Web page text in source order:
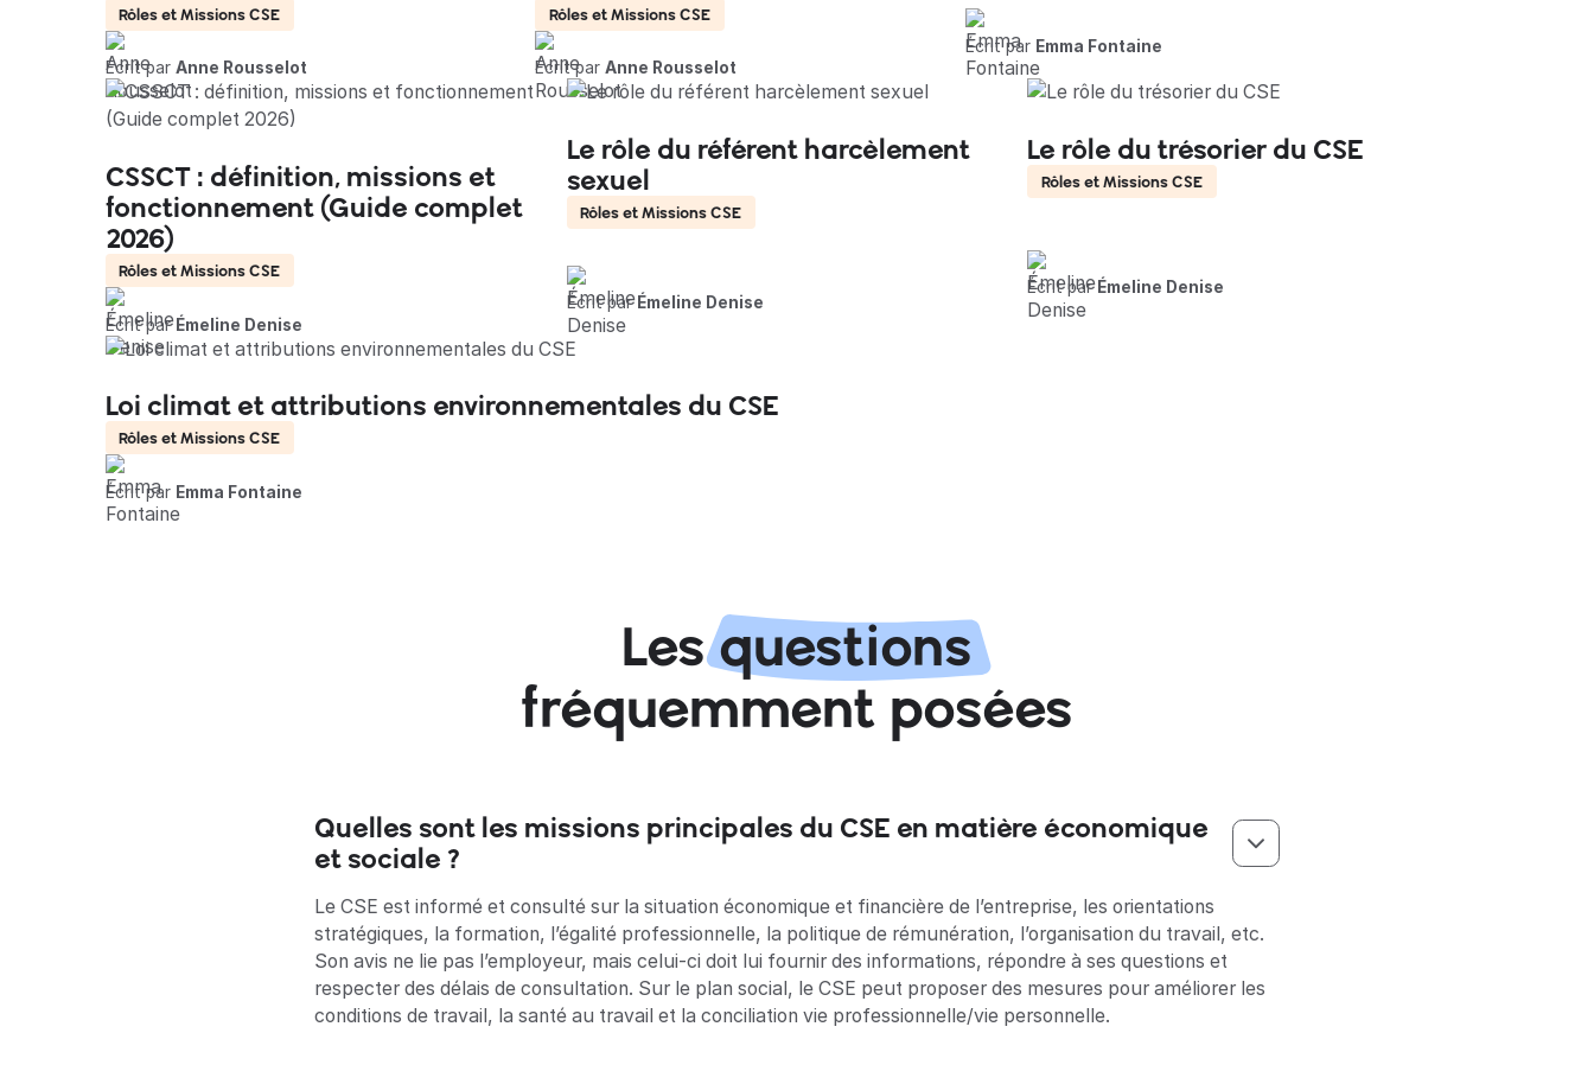
Rôles et Missions CSE
Écrit par Anne Rousselot
Rôles et Missions CSE
Écrit parAnne Rousselot
Écrit par Emma Fontaine
CSSCT : définition, missions et
fonctionnement (Guide complet
2026)
Rôles et Missions CSE
Écrit parÉmeline Denise
Le rôle du référent harcèlement
sexuel
Rôles et Missions CSE
Écrit par Émeline Denise
Le rôle du trésorier du CSE
Rôles et Missions CSE
Écrit par Émeline Denise
Loi climat et attributions environnementales du CSE
Rôles et Missions CSE
Écrit par Emma Fontaine
Lesquestions
fréquemment posées
Quelles sont les missions principales du CSE en matière économique
et sociale ?‍
Le CSE est informé et consulté sur la situation économique et financière de l’entreprise, les orientations
stratégiques, la formation, l’égalité professionnelle, la politique de rémunération, l’organisation du travail, etc.
Son avis ne lie pas l’employeur, mais celui-ci doit lui fournir des informations, répondre à ses questions et
respecter des délais de consultation. Sur le plan social, le CSE peut proposer des mesures pour améliorer les
conditions de travail, la santé au travail et la conciliation vie professionnelle/vie personnelle.